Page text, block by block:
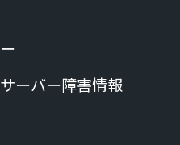
ーバー障害情報